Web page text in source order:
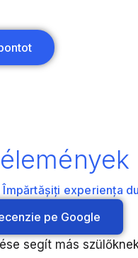
experiența
pe Google
segít más